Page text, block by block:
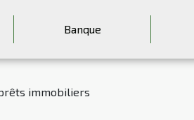
Banque
immobiliers